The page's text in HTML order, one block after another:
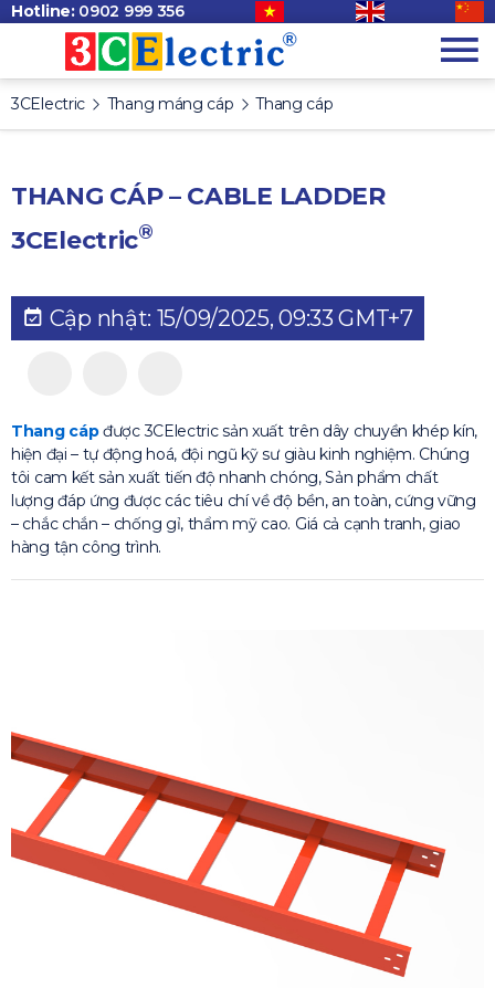
Hotline: 0902 999 356
3CElectric Thang máng cáp Thang cáp
THANG CÁP – CABLE LADDER
3CElectric®
Cập nhật: 15/09/2025, 09:33 GMT+7
Thang cápđược 3CElectric sản xuất trên dây chuyền khép kín,
hiện đại – tự động hoá, đội ngũ kỹ sư giàu kinh nghiệm. Chúng
tôi cam kết sản xuất tiến độ nhanh chóng, Sản phẩm chất
lượng đáp ứng được các tiêu chí về độ bền, an toàn, cứng vững
– chắc chắn – chống gỉ, thẩm mỹ cao. Giá cả cạnh tranh, giao
hàng tận công trình.